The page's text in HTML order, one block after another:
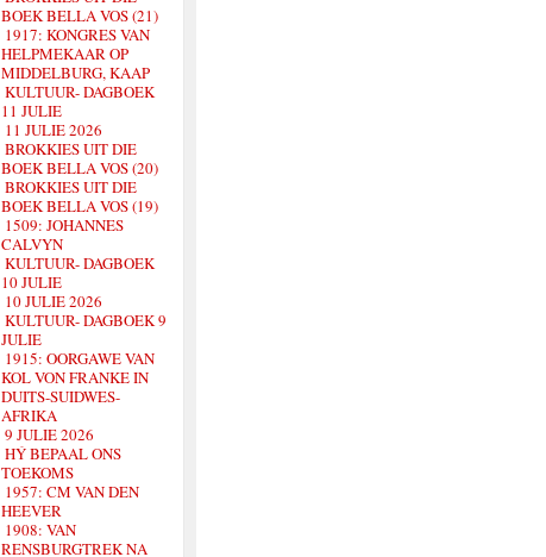
BOEK BELLA VOS (21)
1917: KONGRES VAN
HELPMEKAAR OP
MIDDELBURG, KAAP
KULTUUR- DAGBOEK
11 JULIE
11 JULIE 2026
BROKKIES UIT DIE
BOEK BELLA VOS (20)
BROKKIES UIT DIE
BOEK BELLA VOS (19)
1509: JOHANNES
CALVYN
KULTUUR- DAGBOEK
10 JULIE
10 JULIE 2026
KULTUUR- DAGBOEK 9
JULIE
1915: OORGAWE VAN
KOL VON FRANKE IN
DUITS-SUIDWES-
AFRIKA
9 JULIE 2026
HÝ BEPAAL ONS
TOEKOMS
1957: CM VAN DEN
HEEVER
1908: VAN
RENSBURGTREK NA